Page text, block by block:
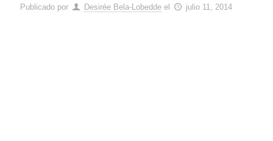
Publicado por Desirée Bela-Lobedde el julio 11, 2014